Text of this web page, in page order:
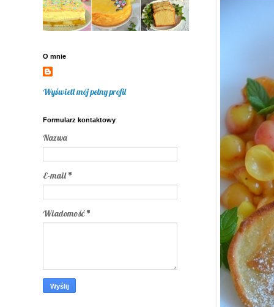
O mnie
Wyświetl mój pełny profil
Formularz kontaktowy
Nazwa
E-mail*
Wiadomość*